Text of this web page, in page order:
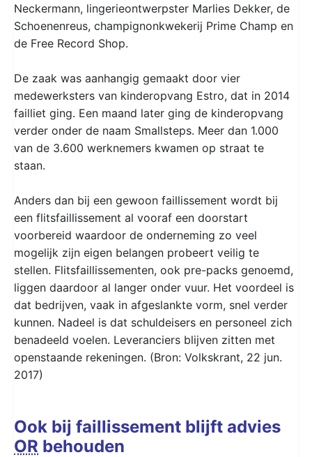
Neckermann, lingerieontwerpster Marlies Dekker, de
Schoenenreus, champignonkwekerij Prime Champ en
de Free Record Shop.
De zaak was aanhangig gemaakt door vier
medewerksters van kinderopvang Estro, dat in 2014
failliet ging. Een maand later ging de kinderopvang
verder onder de naam Smallsteps. Meer dan 1.000
van de 3.600 werknemers kwamen op straat te
staan.
Anders dan bij een gewoon faillissement wordt bij
een flitsfaillissement al vooraf een doorstart
voorbereid waardoor de onderneming zo veel
mogelijk zijn eigen belangen probeert veilig te
stellen. Flitsfaillissementen, ook pre-packs genoemd,
liggen daardoor al langer onder vuur. Het voordeel is
dat bedrijven, vaak in afgeslankte vorm, snel verder
kunnen. Nadeel is dat schuldeisers en personeel zich
benadeeld voelen. Leveranciers blijven zitten met
openstaande rekeningen. (Bron: Volkskrant, 22 jun.
2017)
Ook bij faillissement blijft advies
OR behouden